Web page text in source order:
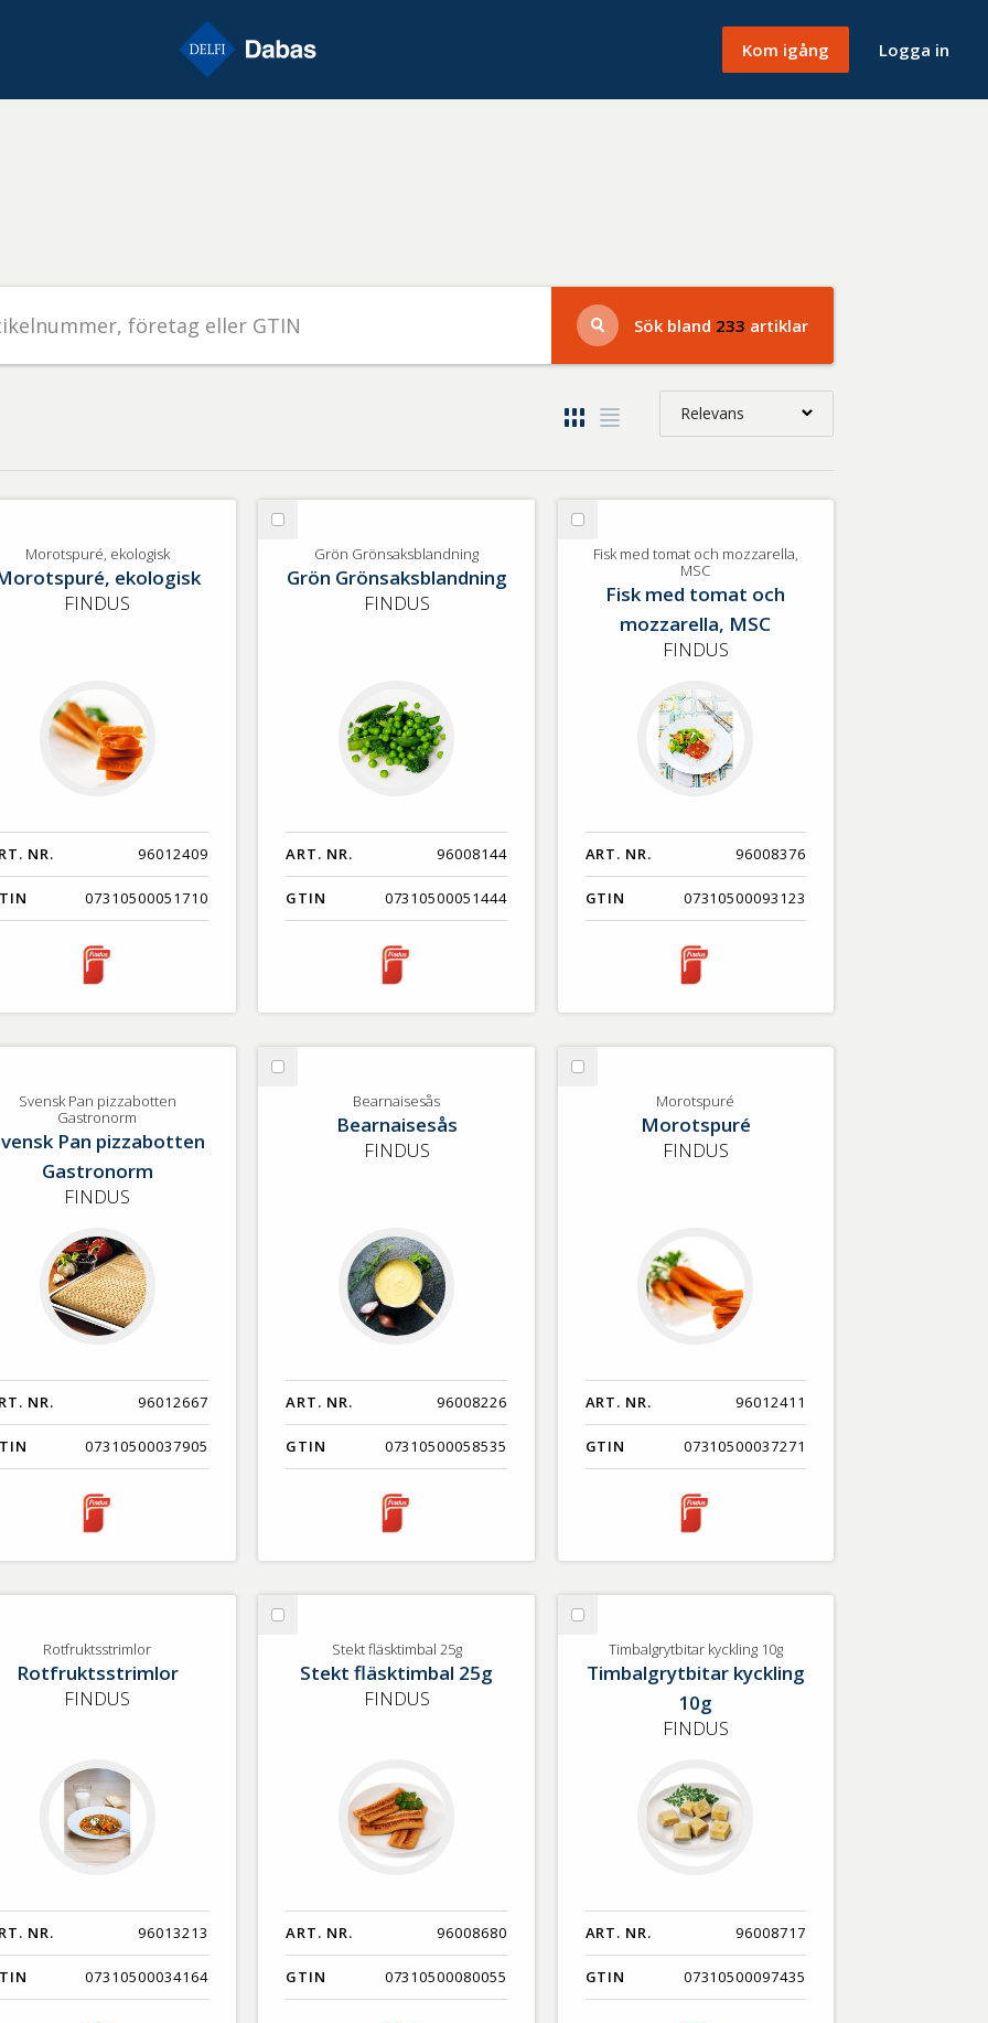
Kom igång Logga in
Sök bland 233 artiklar
Relevans
Nyaste
Benämning A-Ö
Varumärken A-Ö
Artikelnummer
Med bild först
Morotspuré, ekologisk
ekologisk
FINDUS
NR. 96012409
07310500051710
Välj
Grön
Grönsaksblandning
Grön Grönsaksblandning
Grön Grönsaksblandning
FINDUS
ART. NR. 96008144
GTIN 07310500051444
Välj
Fisk
tomat
mozzarella,
Fisk med tomat och mozzarella,
MSC
Fisk med tomat och
mozzarella, MSC
FINDUS
ART. NR. 96008376
GTIN 07310500093123
Svensk Pan pizzabotten
Gastronorm
Pan pizzabotten
Gastronorm
FINDUS
NR. 96012667
07310500037905
Välj
BearnaisesåsBearnaisesås
Bearnaisesås
FINDUS
ART. NR. 96008226
GTIN 07310500058535
Välj
MorotspuréMorotspuré
Morotspuré
FINDUS
ART. NR. 96012411
GTIN 07310500037271
Rotfruktsstrimlor
Rotfruktsstrimlor
FINDUS
NR. 96013213
07310500034164
Välj
fläsktimbal
Stekt fläsktimbal 25g
Stekt fläsktimbal 25g
FINDUS
ART. NR. 96008680
GTIN 07310500080055
Välj
Timbalgrytbitar
kyckling
Timbalgrytbitar kyckling 10g
Timbalgrytbitar kyckling
10g
FINDUS
ART. NR. 96008717
GTIN 07310500097435